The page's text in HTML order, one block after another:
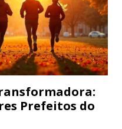
Prefeitos do